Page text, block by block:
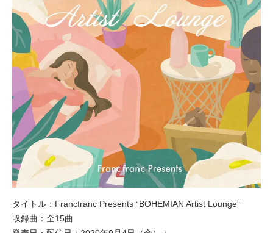
タイトル：Francfranc Presents “BOHEMIAN Artist Lounge”
収録曲：全15曲